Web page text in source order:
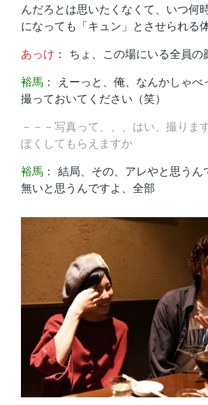
んだろとは思いたくなくて、いつ何
になっても「キュン」とさせられる
あっけ ： ちょ、この場にいる全員の
裕馬 ： えーっと、俺、なんかしゃ
撮っておいてください（笑）
－－－写真って、、、はい、撮りま
ぽくしてもらえますか
裕馬 ： 結局、その、アレやと思うん
無いと思うんですよ、全部